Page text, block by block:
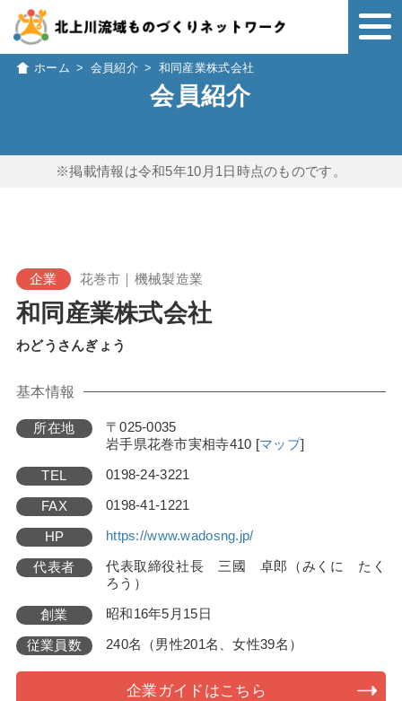
ホーム > 会員紹介 > 和同産業株式会社
会員紹介
※掲載情報は令和5年10月1日時点のものです。
企業 花巻市｜機械製造業
和同産業株式会社
わどうさんぎょう
基本情報
所在地
〒025-0035
岩手県花巻市実相寺410 [マップ]
TEL 0198-24-3221
FAX 0198-41-1221
HP https://www.wadosng.jp/
代表者
代表取締役社長 三國 卓郎（みくに たく
ろう）
創業 昭和16年5月15日
従業員数 240名（男性201名、女性39名）
企業ガイドはこちら